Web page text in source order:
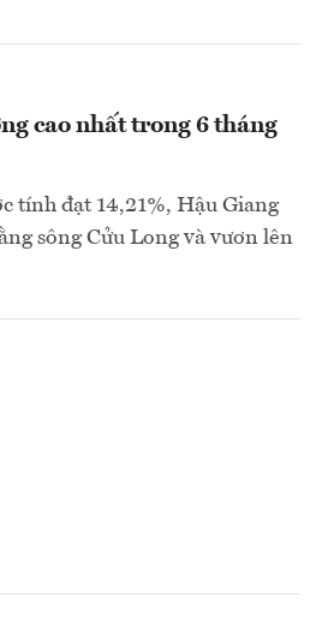
cao nhất trong 6 tháng
tính đạt 14,21%, Hậu Giang
sông Cửu Long và vươn lên